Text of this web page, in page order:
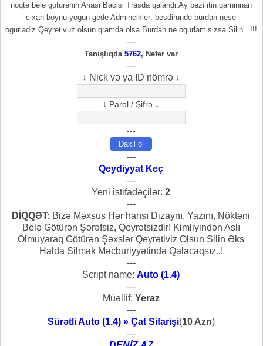
noqte bele goturenin Anasi Bacisi Trasda qalandi.Ay bezi itin qarninnan
cixan boynu yogun gede Admincikler: besdirunde burdan nese
ogurladiz.Qeyretivuz olsun qramda olsa.Burdan ne ogurlamisizsa Silin...!!!
---
Tanışlıqda 5762, Nəfər var
---
↓ Nick və ya ID nömrə ↓
↓ Parol / Şifrə ↓
---
---
Qeydiyyat Keç
---
Yeni istifadəçilər: 2
---
DİQQƏT: Bizə Məxsus Hər hansı Dizaynı, Yazını, Nöktəni
Belə Götürən Şərəfsiz, Qeyrətsizdir! Kimliyindən Aslı
Olmuyaraq Götürən Şəxslər Qeyrətiviz Olsun Silin Əks
Halda Silmək Məcburiyyətində Qalacaqsız..!
---
Script name: Auto (1.4)
---
Müəllif: Yeraz
---
Sürətli Auto (1.4) » Çat Sifarişi(10 Azn)
---